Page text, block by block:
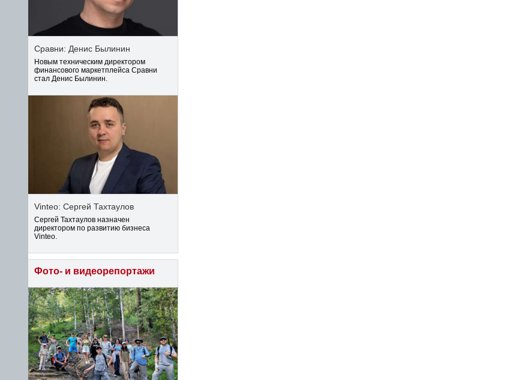
Сравни: Денис Былинин
Новым техническим директором
финансового маркетплейса Сравни
стал Денис Былинин.
Vinteo: Сергей Тахтаулов
Сергей Тахтаулов назначен
директором по развитию бизнеса
Vinteo.
Фото- и видеорепортажи